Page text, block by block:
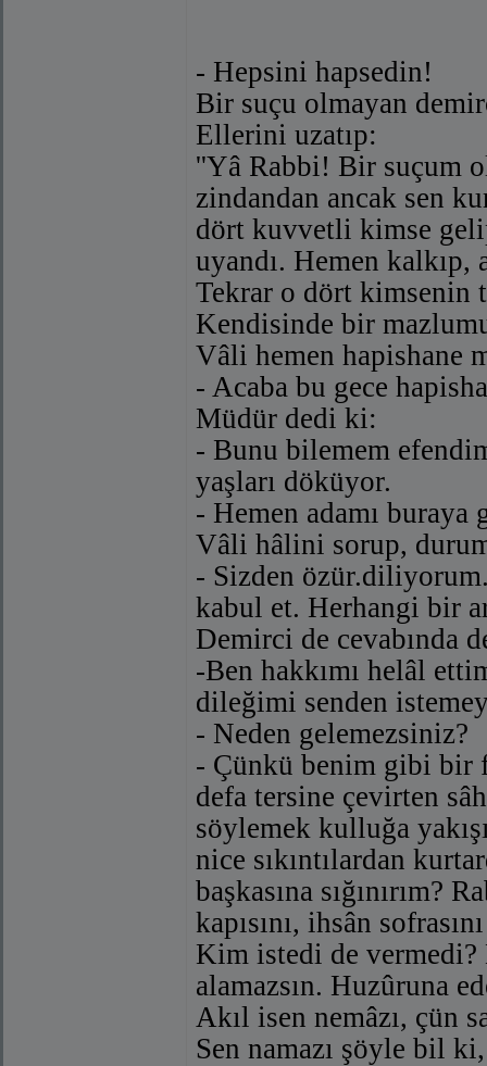
- Hepsini hapsedin!
Bir suçu olmayan
Ellerini uzatıp:
''Yâ Rabbi! Bir suçum
zindandan ancak sen
dört kuvvetli kimse
uyandı. Hemen kalkıp,
Tekrar o dört kimsenin
Kendisinde bir
Vâli hemen hapishane
- Acaba bu gece
Müdür dedi ki:
- Bunu bilemem
yaşları döküyor.
- Hemen adamı
Vâli hâlini sorup,
- Sizden
kabul et. Herhangi bir
Demirci de cevabında
-Ben hakkımı helâl
dileğimi senden
- Neden gelemezsiniz?
- Çünkü benim gibi bir
defa tersine çevirten
söylemek kulluğa
nice sıkıntılardan
başkasına sığınırım?
kapısını, ihsân
Kim istedi de
alamazsın. Huzûruna
Akıl isen nemâzı, çün
Sen namazı şöyle bil